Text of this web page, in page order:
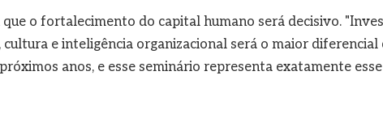
que o fortalecimento do capital humano será decisivo.
cultura e inteligência organizacional será o maior
anos, e esse seminário representa exatamente